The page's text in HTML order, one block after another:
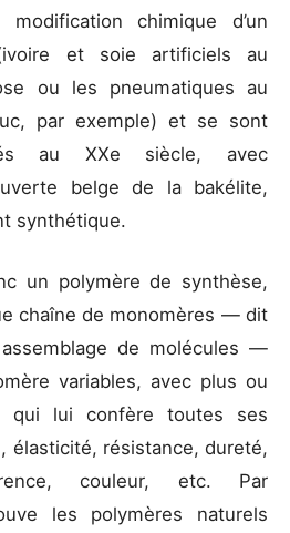
chimique d’un
et soie artificiels au
ou les pneumatiques au
par exemple) et se sont
au XXe siècle, avec
belge de la bakélite,
synthétique.
un polymère de synthèse,
chaîne de monomères — dit
de molécules —
variables, avec plus ou
qui lui confère toutes ses
élasticité, résistance, dureté,
couleur, etc. Par
les polymères naturels